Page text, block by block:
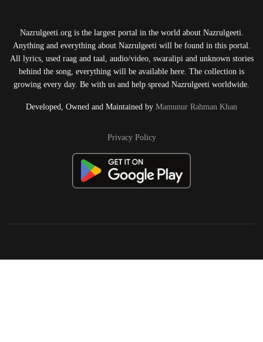
Nazrulgeeti.org is the largest portal in the world about Nazrulgeeti.
Anything and everything about Nazrulgeeti will be found in this portal.
All lyrics, used raag and taal, audio/video, swaralipi and unknown stories
behind the song, everything will be available here. The collection is
growing every day. Be with us and help spread Nazrulgeeti worldwide.
Developed, Owned and Maintained by Mamunur Rahman Khan
Privacy Policy